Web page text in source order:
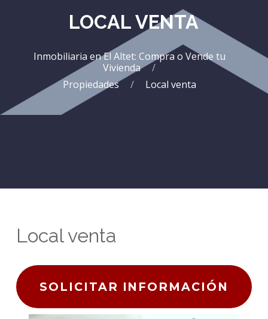
LOCAL VENTA
Inmobiliaria en El Altet: Compra o Vende tu
Vivienda
Propiedades
Local venta
Local venta
SOLICITAR INFORMACIÓN